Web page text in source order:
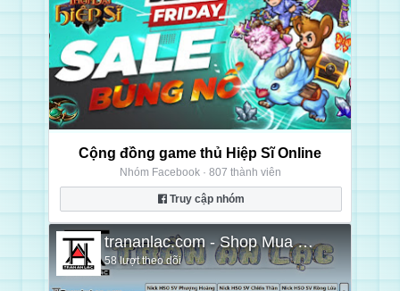
Cộng đồng game thủ Hiệp Sĩ Online
Nhóm Facebook · 807 thành viên
Truy cập nhóm
trananlac.com - Shop Mua bán Game Hiệp sĩ Online - HSO
58 lượt theo dõi